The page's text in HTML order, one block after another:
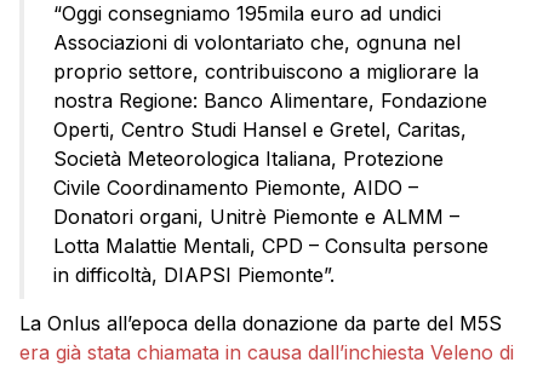
“Oggi consegniamo 195mila euro ad undici
Associazioni di volontariato che, ognuna nel
proprio settore, contribuiscono a migliorare la
nostra Regione: Banco Alimentare, Fondazione
Operti, Centro Studi Hansel e Gretel, Caritas,
Società Meteorologica Italiana, Protezione
Civile Coordinamento Piemonte, AIDO –
Donatori organi, Unitrè Piemonte e ALMM –
Lotta Malattie Mentali, CPD – Consulta persone
in difficoltà, DIAPSI Piemonte”.
La Onlus all’epoca della donazione da parte del M5S
era già stata chiamata in causa dall’inchiesta Veleno di